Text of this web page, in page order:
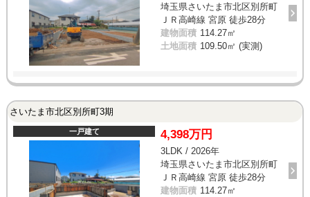
埼玉県さいたま市北区別所町
ＪＲ高崎線 宮原 徒歩28分
建物面積 114.27㎡
土地面積 109.50㎡ (実測)
さいたま市北区別所町3期
一戸建て 4,398万円
3LDK / 2026年
埼玉県さいたま市北区別所町
ＪＲ高崎線 宮原 徒歩28分
建物面積 114.27㎡